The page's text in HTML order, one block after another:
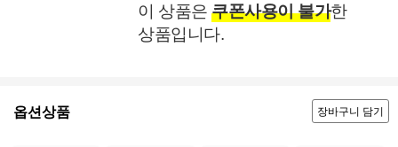
이 상품은 쿠폰사용이 불가한
상품입니다.
옵션상품 장바구니 담기